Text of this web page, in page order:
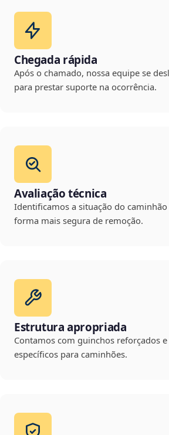
Chegada rápida
Após o chamado, nossa equipe se
para prestar suporte na ocorrência.
Avaliação técnica
Identificamos a situação do
forma mais segura de remoção.
Estrutura apropriada
Contamos com guinchos reforçados
específicos para caminhões.